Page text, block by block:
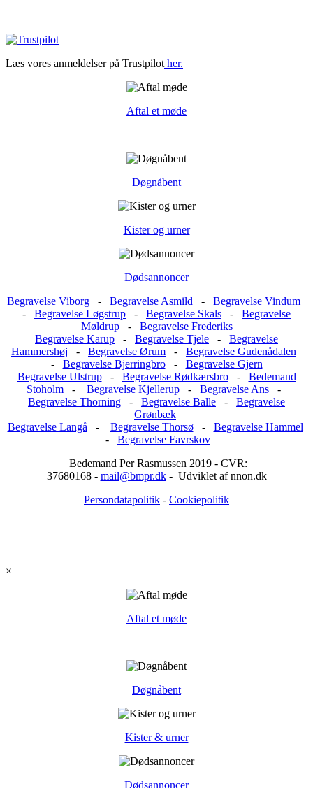
Læs vores anmeldelser på Trustpilother.
Aftal et møde
Døgnåbent
Kister og urner
Dødsannoncer
Begravelse Viborg - Begravelse Asmild - Begravelse Vindum
- Begravelse Løgstrup - Begravelse Skals - Begravelse
Møldrup- Begravelse Frederiks
Begravelse Karup - Begravelse Tjele - Begravelse
Hammershøj - Begravelse Ørum - Begravelse Gudenådalen
- Begravelse Bjerringbro- Begravelse Gjern
Begravelse Ulstrup- Begravelse Rødkærsbro- Bedemand
Stoholm - Begravelse Kjellerup - Begravelse Ans -
Begravelse Thorning - Begravelse Balle - Begravelse
Grønbæk
Begravelse Langå- Begravelse Thorsø- Begravelse Hammel
- Begravelse Favrskov
Bedemand Per Rasmussen 2019 - CVR:
37680168 - mail@bmpr.dk- Udviklet af nnon.dk
Persondatapolitik - Cookiepolitik
×
Aftal et møde
Døgnåbent
Kister & urner
Dødsannoncer